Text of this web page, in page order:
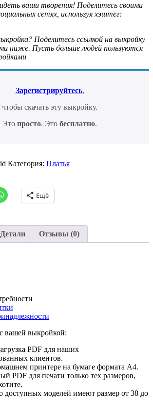
ваши творения! Поделитесь своими
сетях, используя хэштег:
Поделитесь ссылкой на выкройку
ниже. Пусть больше людей пользуются
Зарегистрируйтесь,
чтобы скачать эту выкройку.
Это просто. Это бесплатно.
Категория: Платья
Нажмите,
чтобы
поделиться
(Открывается
в
новом
окне)
Ещё
Детали Отзывы (0)
вашей выкройкой:
PDF для наших
клиентов.
принтере на бумаге формата A4.
PDF для печати только тех размеров,
доступных моделей имеют размер от 38 до